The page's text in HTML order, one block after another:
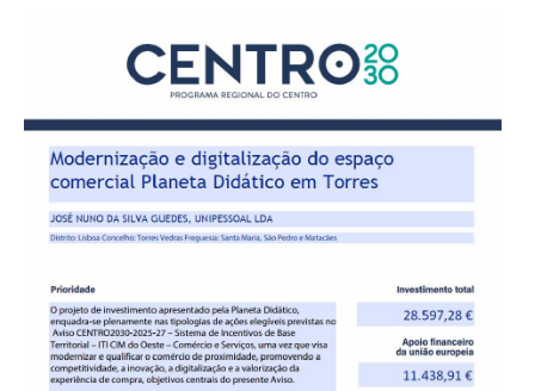
MANIPULÁVEIS / MOTRICIDADE
LINGUAGEM / ESCRITA
MATEMÁTICA
EDUCAÇÃO INCLUSIVA
LEGO / FEBER
FAZ DE CONTA